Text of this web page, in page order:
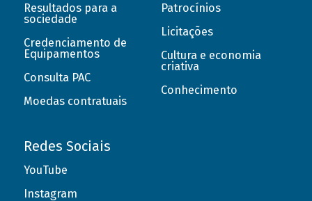
Resultados para a
sociedade
Credenciamento de
Equipamentos
Consulta PAC
Moedas contratuais
Patrocínios
Licitações
Cultura e economia
criativa
Conhecimento
Redes Sociais
YouTube
Instagram